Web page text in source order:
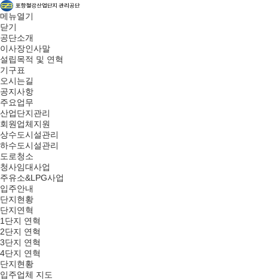
메뉴열기
닫기
공단소개
이사장인사말
설립목적 및 연혁
기구표
오시는길
공지사항
주요업무
산업단지관리
회원업체지원
상수도시설관리
하수도시설관리
도로청소
청사임대사업
주유소&LPG사업
입주안내
단지현황
단지연혁
1단지 연혁
2단지 연혁
3단지 연혁
4단지 연혁
단지현황
입주업체 지도